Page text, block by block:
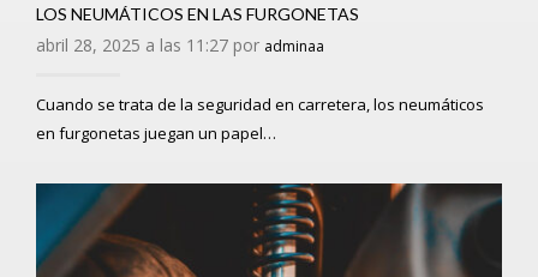
LOS NEUMÁTICOS EN LAS FURGONETAS
abril 28, 2025 a las 11:27 por adminaa
Cuando se trata de la seguridad en carretera, los neumáticos
en furgonetas juegan un papel…